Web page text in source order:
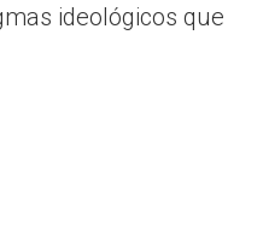
ideológicos que